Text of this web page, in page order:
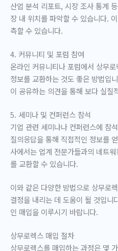
산업 분석 리포트, 시장 조사 통계
장 내 위치를 파악할 수 있습니다.
측할 수 있습니다.
4. 커뮤니티 및 포럼 참여
온라인 커뮤니티나 포럼에서 상무
정보를 교환하는 것도 좋은 방법입
이 공유하는 의견을 통해 보다 실질
5. 세미나 및 컨퍼런스 참석
기업 관련 세미나나 컨퍼런스에 참
질의응답을 통해 직접적인 정보를
사에서는 업계 전문가들과의 네트
를 교환할 수 있습니다.
이와 같은 다양한 방법으로 상무로
결정을 내리는 데 도움이 될 것입니
인 매입을 이루시기 바랍니다.
상무로렉스 매입 절차
상무로렉스를 매입하는 과정은 몇